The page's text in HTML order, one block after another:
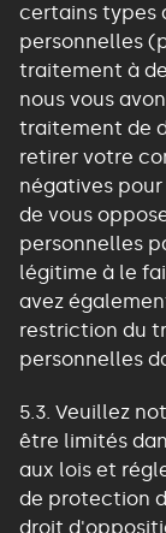
certains types
personnelles
traitement à
nous vous
traitement de
retirer votre
négatives
de vous
personnelles
légitime à le
avez
restriction du
personnelles
5.3. Veuillez
être limités
aux lois et
de protection
droit